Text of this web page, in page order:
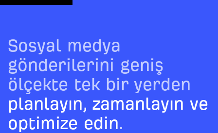
Sosyal medya
gönderilerini geniş
ölçekte tek bir yerden
planlayın, zamanlayın ve
optimize edin.